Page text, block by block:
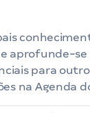
e aprofunde-
para
na Agenda